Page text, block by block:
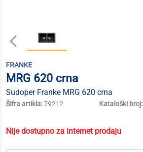
FRANKE
MRG 620 crna
Sudoper Franke MRG 620 crna
Šifra artikla:79212 Kataloški broj:
Nije dostupno za internet prodaju